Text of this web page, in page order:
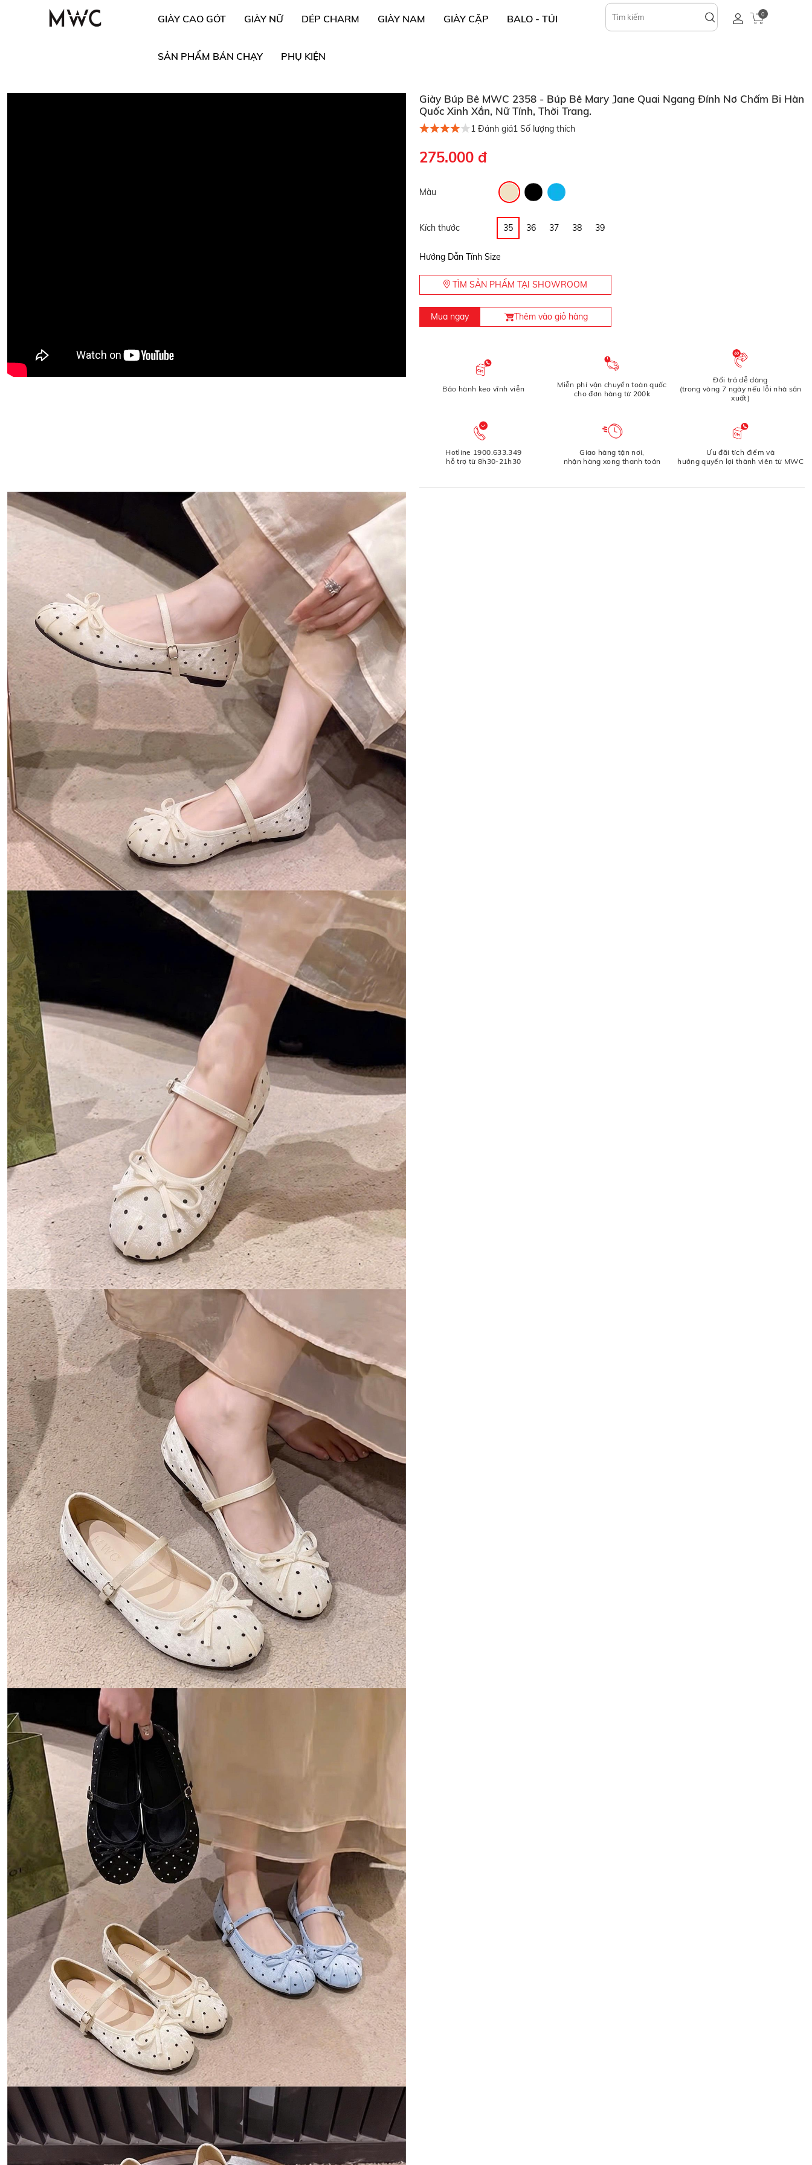
GIÀY CAO GÓT GIÀY NỮ DÉP CHARM GIÀY NAM GIÀY CẶP BALO - TÚI
SẢN PHẨM BÁN CHẠY PHỤ KIỆN
0
Giày Búp Bê MWC 2358 - Búp Bê Mary Jane Quai Ngang Đính Nơ Chấm Bi Hàn
Quốc Xinh Xắn, Nữ Tính, Thời Trang.
1 Đánh giá1 Số lượng thích
275.000 đ
Màu
Kích thước 35 36 37 38 39
Hướng Dẫn Tính Size
TÌM SẢN PHẨM TẠI SHOWROOM
Mua ngay Thêm vào giỏ hàng
Bảo hành keo vĩnh viễn
Miễn phí vận chuyển toàn quốc
cho đơn hàng từ 200k
Đổi trả dễ dàng
(trong vòng 7 ngày nếu lỗi nhà sản
xuất)
Hotline 1900.633.349
hỗ trợ từ 8h30-21h30
Giao hàng tận nơi,
nhận hàng xong thanh toán
Ưu đãi tích điểm và
hưởng quyền lợi thành viên từ MWC